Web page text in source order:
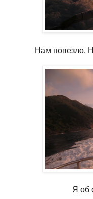
Нам повезло.
Я об